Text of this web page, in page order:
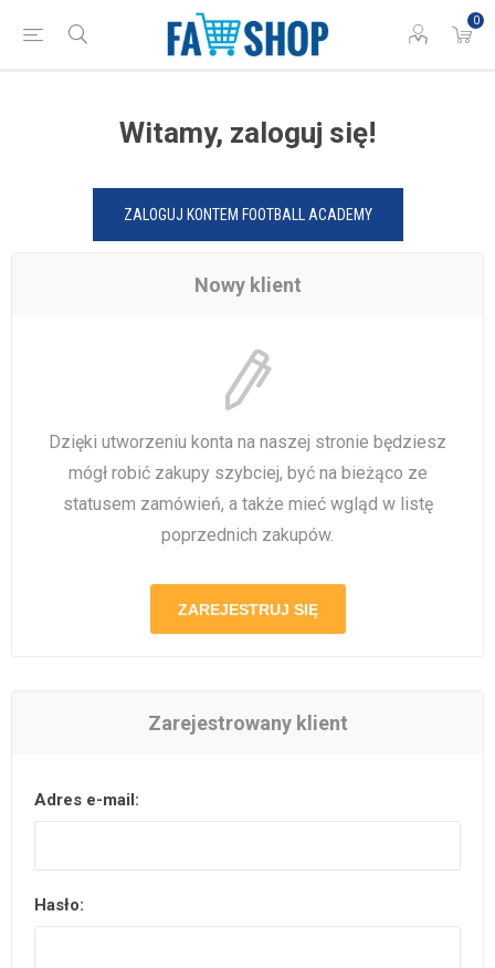
0
Witamy, zaloguj się!
ZALOGUJ KONTEM FOOTBALL ACADEMY
Nowy klient
Dzięki utworzeniu konta na naszej stronie będziesz
mógł robić zakupy szybciej, być na bieżąco ze
statusem zamówień, a także mieć wgląd w listę
poprzednich zakupów.
ZAREJESTRUJ SIĘ
Zarejestrowany klient
Adres e-mail:
Hasło: